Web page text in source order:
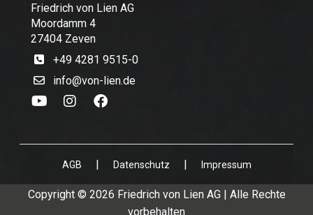
Friedrich von Lien AG
Moordamm 4
27404 Zeven
+49 4281 9515-0
info@von-lien.de
AGB | Datenschutz | Impressum
Copyright © 2026 Friedrich von Lien AG | Alle Rechte
vorbehalten